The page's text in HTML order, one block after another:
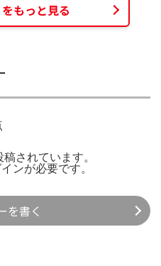
もっと見る
されています。
ンが必要です。
を書く